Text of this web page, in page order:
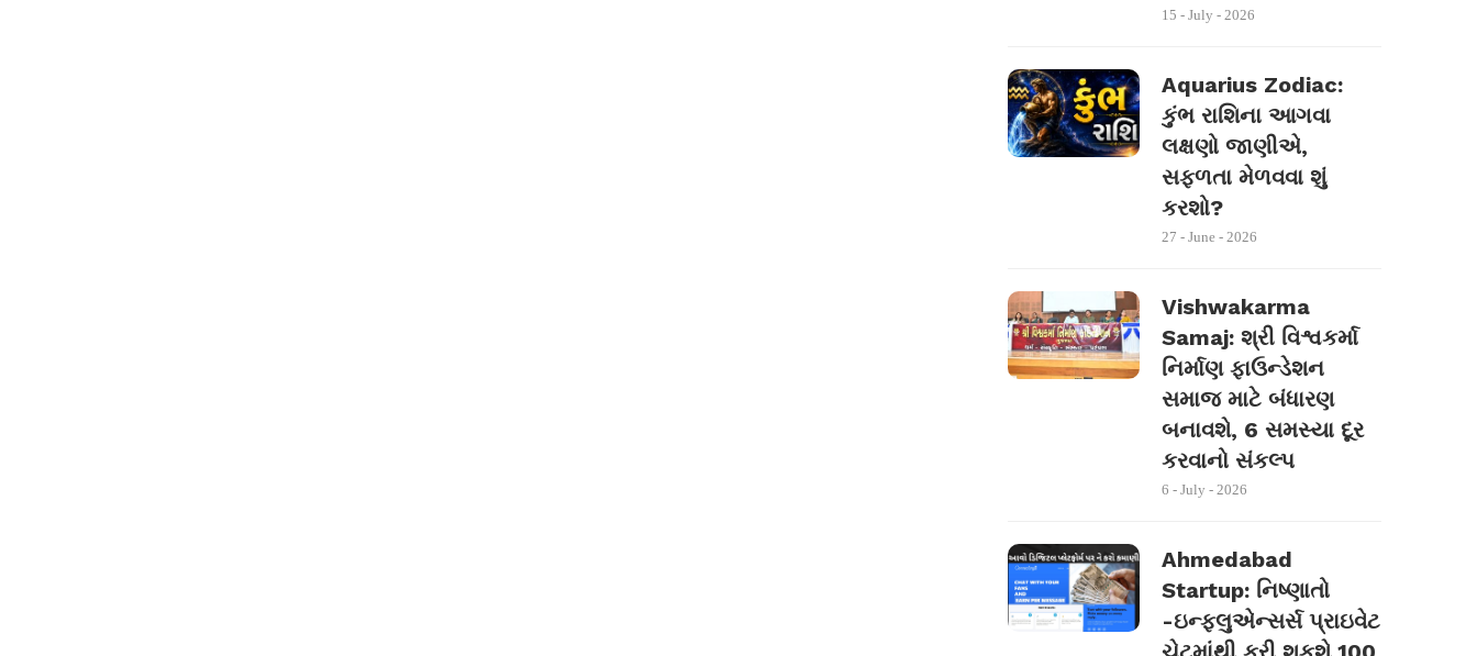
15 - July - 2026
Aquarius Zodiac:
કુંભ રાશિના આગવા
લક્ષણો જાણીએ,
સફળતા મેળવવા શું
કરશો?
27 - June - 2026
Vishwakarma
Samaj: શ્રી વિશ્વકર્મા
નિર્માણ ફાઉન્ડેશન
સમાજ માટે બંધારણ
બનાવશે, 6 સમસ્યા દૂર
કરવાનો સંકલ્પ
6 - July - 2026
Ahmedabad
Startup: નિષ્ણાતો
-ઇન્ફ્લુએન્સર્સ પ્રાઇવેટ